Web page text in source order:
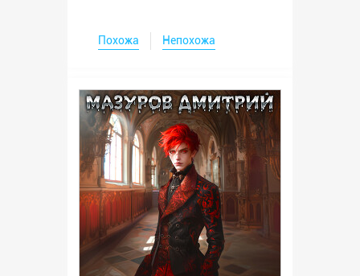
Похожа Непохожа